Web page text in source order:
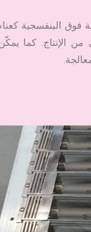
فوق البنفسجية
الإنتاج. كما